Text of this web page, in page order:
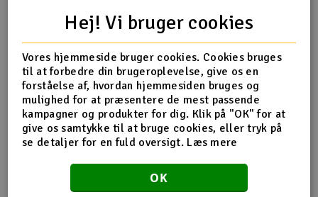
kr156,-
-
4-10 på lager
Hej! Vi bruger cookies
Vores hjemmeside bruger cookies. Cookies bruges
til at forbedre din brugeroplevelse, give os en
forståelse af, hvordan hjemmesiden bruges og
mulighed for at præsentere de mest passende
kampagner og produkter for dig. Klik på "OK" for at
give os samtykke til at bruge cookies, eller tryk på
se detaljer for en fuld oversigt. Læs mere
OK